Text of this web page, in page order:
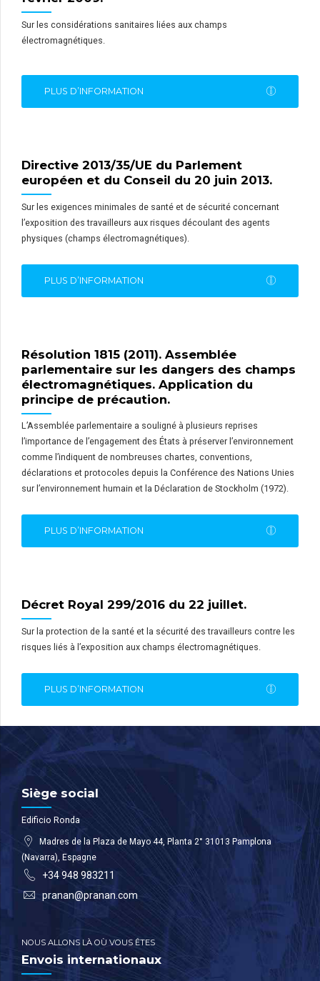
Sur les considérations sanitaires liées aux champs
électromagnétiques.
PLUS D’INFORMATION
Directive 2013/35/UE du Parlement
européen et du Conseil du 20 juin 2013.
Sur les exigences minimales de santé et de sécurité concernant
l’exposition des travailleurs aux risques découlant des agents
physiques (champs électromagnétiques).
PLUS D’INFORMATION
Résolution 1815 (2011). Assemblée
parlementaire sur les dangers des champs
électromagnétiques. Application du
principe de précaution.
L’Assemblée parlementaire a souligné à plusieurs reprises
l’importance de l’engagement des États à préserver l’environnement
comme l’indiquent de nombreuses chartes, conventions,
déclarations et protocoles depuis la Conférence des Nations Unies
sur l’environnement humain et la Déclaration de Stockholm (1972).
PLUS D’INFORMATION
Décret Royal 299/2016 du 22 juillet.
Sur la protection de la santé et la sécurité des travailleurs contre les
risques liés à l’exposition aux champs électromagnétiques.
PLUS D’INFORMATION
Siège social
Edificio Ronda
Madres de la Plaza de Mayo 44, Planta 2° 31013 Pamplona
(Navarra), Espagne
+34 948 983211
pranan@pranan.com
NOUS ALLONS LÀ OÙ VOUS ÊTES
Envois internationaux